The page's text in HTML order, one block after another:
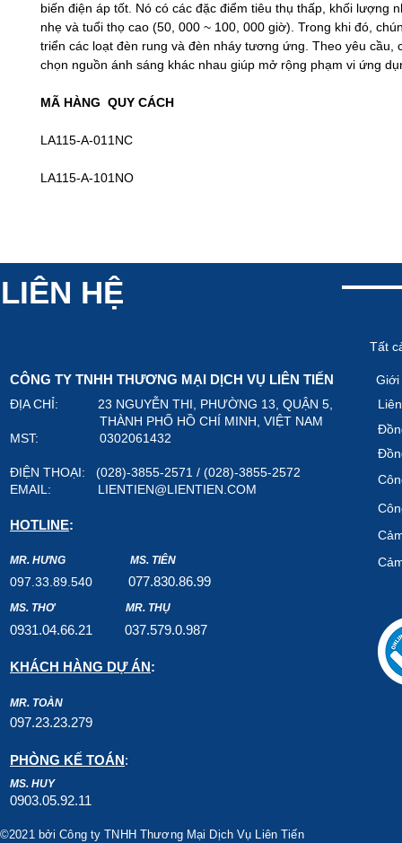
biến điện áp tốt. Nó có các đặc điểm tiêu thụ thấp, khối lượng
nhẹ và tuổi thọ cao (50, 000 ~ 100, 000 giờ). Trong khi đó,
triển các loạt đèn rung và đèn nháy tương ứng. Theo yêu cầu,
chọn nguồn ánh sáng khác nhau giúp mở rộng phạm vi ứng
MÃ HÀNG QUY CÁCH
LA115-A-01 1NC
LA115-A-101NO
LIÊN HỆ
CÔNG TY TNHH THƯƠNG MẠI DỊCH VỤ LIÊN TIẾN
ĐỊA CHỈ: 23 NGUYỄN THI, PHƯỜNG 13, QUẬN 5,
THÀNH PHỐ HỒ CHÍ MINH, VIỆT NAM
MST: 0302061432
ĐIỆN THOẠI: (028)-3855-2571 / (028)-3855-2572
EMAIL: LIENTIEN@LIENTIEN.COM
HOTLINE:
MR. HƯNG MS. TIÊN
097.33.89.540 077.830.86.99
MS. THƠ MR. THỤ
0931.04.66.21 037.579.0.987
KHÁCH HÀNG DỰ ÁN:
MR. TOÀN
097.23.23.279
PHÒNG KẾ TOÁN:
MS. HUY
0903.05.92.11
Tất
Giới
©2021 bởi Công ty TNHH Thương Mại Dịch Vụ Liên Tiến